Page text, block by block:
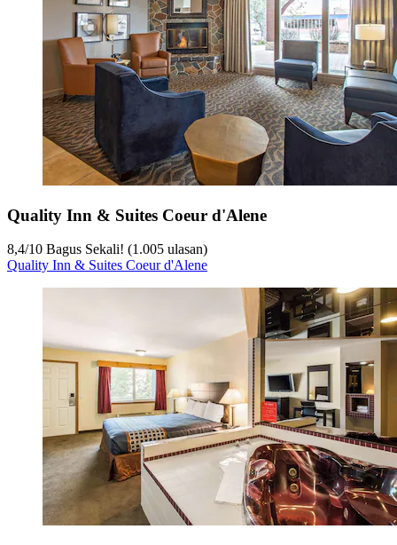
Quality Inn & Suites Coeur d'Alene
8,4/10 Bagus Sekali! (1.005 ulasan)
Quality Inn & Suites Coeur d'Alene